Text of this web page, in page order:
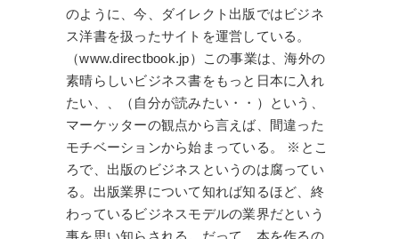
のように、今、ダイレクト出版ではビジネ
ス洋書を扱ったサイトを運営している。
（www.directbook.jp）この事業は、海外の
素晴らしいビジネス書をもっと日本に入れ
たい、、（自分が読みたい・・）という、
マーケッターの観点から言えば、間違った
モチベーションから始まっている。 ※とこ
ろで、出版のビジネスというのは腐ってい
る。出版業界について知れば知るほど、終
わっているビジネスモデルの業界だという
事を思い知らされる。だって、本を作るの